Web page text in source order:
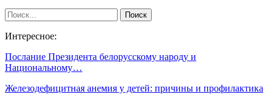
Интересное:
Послание Президента белорусскому народу и
Национальному…
Железодефицитная анемия у детей: причины и профилактика